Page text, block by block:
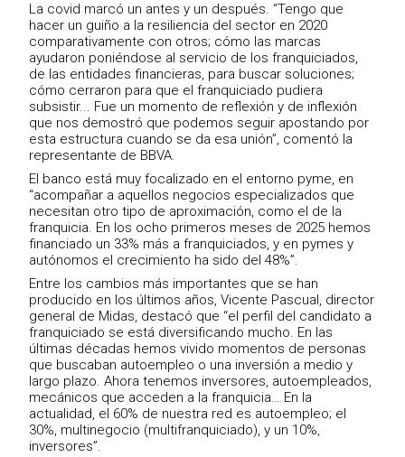
La covid marcó un antes y un después. “Tengo que
hacer un guiño a la resiliencia del sector en 2020
comparativamente con otros; cómo las marcas
ayudaron poniéndose al servicio de los franquiciados,
de las entidades financieras, para buscar soluciones;
cómo cerraron para que el franquiciado pudiera
subsistir... Fue un momento de reflexión y de inflexión
que nos demostró que podemos seguir apostando por
esta estructura cuando se da esa unión”, comentó la
representante de BBVA.
El banco está muy focalizado en el entorno pyme, en
“acompañar a aquellos negocios especializados que
necesitan otro tipo de aproximación, como el de la
franquicia. En los ocho primeros meses de 2025 hemos
financiado un 33% más a franquiciados, y en pymes y
autónomos el crecimiento ha sido del 48%”.
Entre los cambios más importantes que se han
producido en los últimos años, Vicente Pascual, director
general de Midas, destacó que “el perfil del candidato a
franquiciado se está diversificando mucho. En las
últimas décadas hemos vivido momentos de personas
que buscaban auto­empleo o una inversión a medio y
largo plazo. Ahora tenemos inversores, auto­empleados,
mecánicos que acceden a la franquicia… En la
actualidad, el 60% de nuestra red es auto­empleo; el
30%, multinegocio (multi­franquiciado), y un 10%,
inversores”.